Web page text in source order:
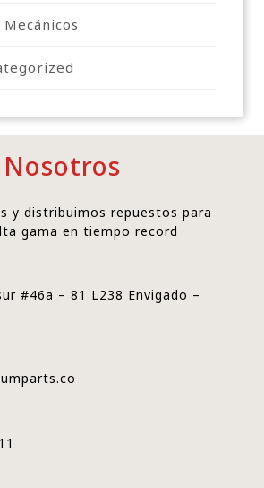
y distribuimos repuestos para
gama en tiempo record
#46a – 81 L238 Envigado –